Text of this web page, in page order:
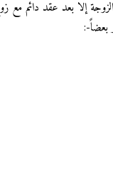
إلا بعد عقد دائم مع
بعضاً-: